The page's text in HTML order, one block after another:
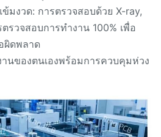
งวด: การตรวจสอบด้วย X-ray,
รวจสอบการทำงาน 100% เพื่อ
ผิดพลาด
นของตนเองพร้อมการควบคุมห่วง